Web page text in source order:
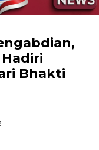
Bhakti